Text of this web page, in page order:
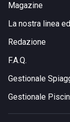
Magazine
La nostra linea
Redazione
F.A.Q.
Gestionale
Gestionale